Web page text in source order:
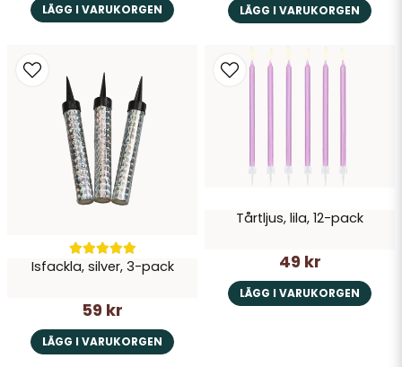
LÄGG I VARUKORGEN LÄGG I VARUKORGEN
Isfackla, silver, 3-pack
59 kr
LÄGG I VARUKORGEN
Tårtljus, lila, 12-pack
49 kr
LÄGG I VARUKORGEN